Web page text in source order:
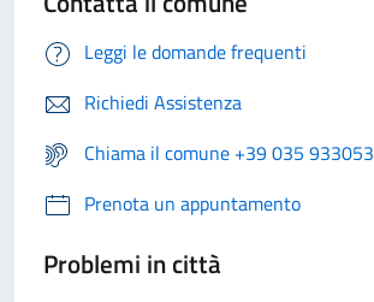
Leggi le domande frequenti
Richiedi Assistenza
Chiama il comune +39 035 933053
Prenota un appuntamento
Problemi in città